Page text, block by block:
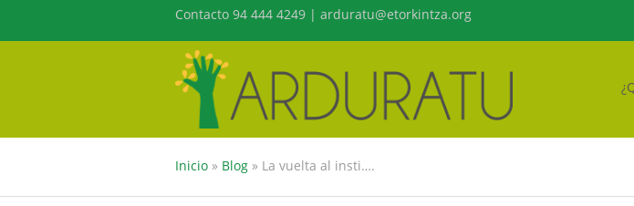
Contacto 94 444 4249 | arduratu@etorkintza.org
Inicio » Blog » La vuelta al insti….